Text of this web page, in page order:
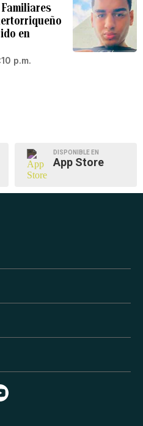
en
p.m.
DISPONIBLE EN
App Store